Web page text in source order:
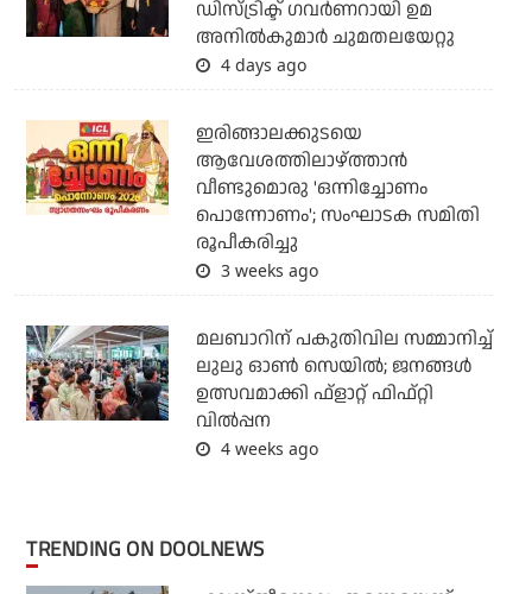
ഡിസ്ട്രിക്ട് ഗവര്‍ണറായി ഉമ
അനില്‍കുമാര്‍ ചുമതലയേറ്റു
4 days ago
ഇരിങ്ങാലക്കുടയെ
ആവേശത്തിലാഴ്ത്താന്‍
വീണ്ടുമൊരു 'ഒന്നിച്ചോണം
പൊന്നോണം'; സംഘാടക സമിതി
രൂപീകരിച്ചു
3 weeks ago
മലബാറിന് പകുതിവില സമ്മാനിച്ച്
ലുലു ഓൺ സെയിൽ; ജനങ്ങൾ
ഉത്സവമാക്കി ഫ്ളാറ്റ് ഫിഫ്റ്റി
വിൽപ്പന
4 weeks ago
TRENDING ON DOOLNEWS